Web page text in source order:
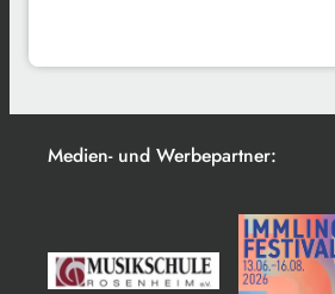
Medien- und Werbepartner: